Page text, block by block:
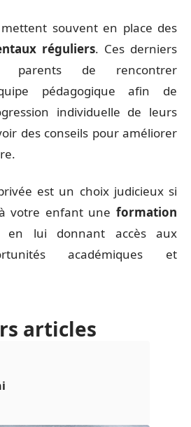
souvent en place des
réguliers. Ces derniers
parents de rencontrer
pédagogique afin de
individuelle de leurs
des conseils pour améliorer
est un choix judicieux si
votre enfant une formation
en lui donnant accès aux
académiques et
articles